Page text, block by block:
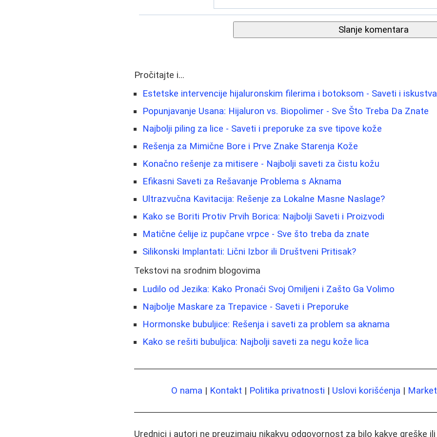
Slanje komentara
Pročitajte i...
Estetske intervencije hijaluronskim filerima i botoksom - Saveti i iskustva
Popunjavanje Usana: Hijaluron vs. Biopolimer - Sve Što Treba Da Znate
Najbolji piling za lice - Saveti i preporuke za sve tipove kože
Rešenja za Mimične Bore i Prve Znake Starenja Kože
Konačno rešenje za mitisere - Najbolji saveti za čistu kožu
Efikasni Saveti za Rešavanje Problema s Aknama
Ultrazvučna Kavitacija: Rešenje za Lokalne Masne Naslage?
Kako se Boriti Protiv Prvih Borica: Najbolji Saveti i Proizvodi
Matične ćelije iz pupčane vrpce - Sve što treba da znate
Silikonski Implantati: Lični Izbor ili Društveni Pritisak?
Tekstovi na srodnim blogovima
Ludilo od Jezika: Kako Pronaći Svoj Omiljeni i Zašto Ga Volimo
Najbolje Maskare za Trepavice - Saveti i Preporuke
Hormonske bubuljice: Rešenja i saveti za problem sa aknama
Kako se rešiti bubuljica: Najbolji saveti za negu kože lica
O nama | Kontakt | Politika privatnosti | Uslovi korišćenja |
Urednici i autori ne preuzimaju nikakvu odgovornost za bilo kakve greške